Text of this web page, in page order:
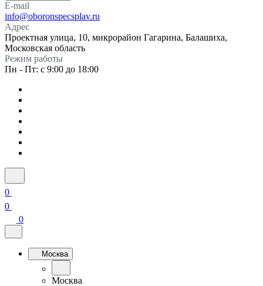
E-mail
info@oboronspecsplav.ru
Адрес
Проектная улица, 10, микрорайон Гагарина, Балашиха,
Московская область
Режим работы
Пн - Пт: с 9:00 до 18:00
0
0
0
Москва
Москва